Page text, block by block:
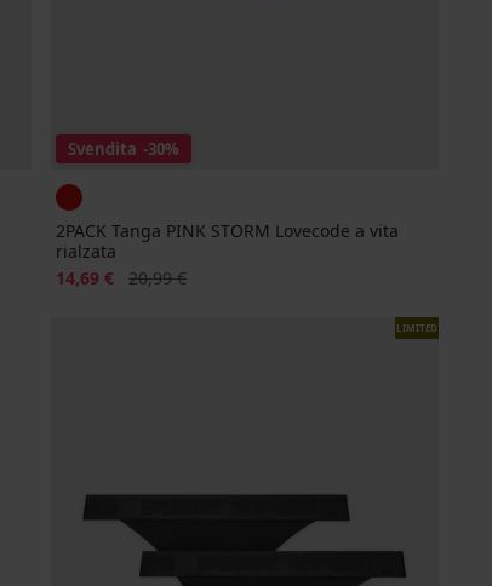
Svendita -30%
2PACK Tanga PINK STORM Lovecode a vita
rialzata
Sconto
14,69 € Prezzo originale
20,99 €
LIMITED